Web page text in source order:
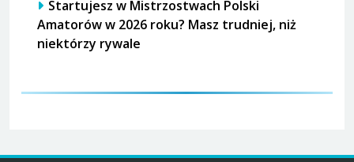
Startujesz w Mistrzostwach Polski
Amatorów w 2026 roku? Masz trudniej, niż
niektórzy rywale